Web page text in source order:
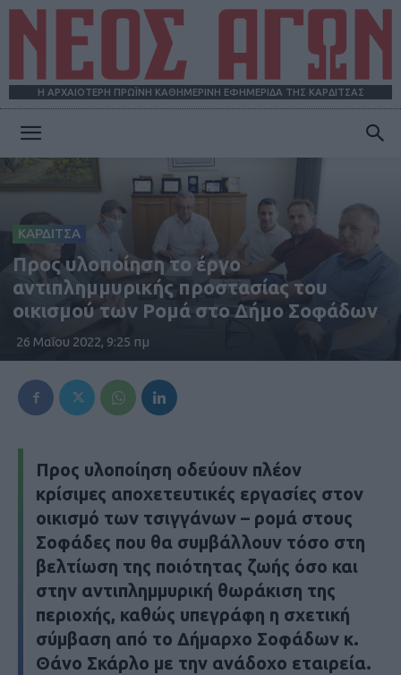
Η ΑΡΧΑΙΟΤΕΡΗ ΠΡΩΪΝΗ ΚΑΘΗΜΕΡΙΝΗ ΕΦΗΜΕΡΙΔΑ ΤΗΣ ΚΑΡΔΙΤΣΑΣ
ΑΓΩΝ
ΚΑΡΔΙΤΣΑ
Προς υλοποίηση το έργο
αντιπλημμυρικής προστασίας του
οικισμού των Ρομά στο Δήμο Σοφάδων
26 Μαΐου 2022, 9:25 πμ
Προς υλοποίηση οδεύουν πλέον
κρίσιμες αποχετευτικές εργασίες στον
οικισμό των τσιγγάνων – ρομά στους
Σοφάδες που θα συμβάλλουν τόσο στη
βελτίωση της ποιότητας ζωής όσο και
στην αντιπλημμυρική θωράκιση της
περιοχής, καθώς υπεγράφη η σχετική
σύμβαση από το Δήμαρχο Σοφάδων κ.
Θάνο Σκάρλο με την ανάδοχο εταιρεία.